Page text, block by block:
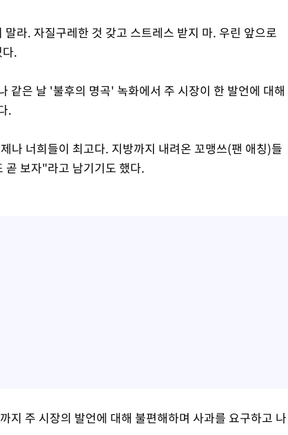
라. 자질구레한 것 갖고 스트레스 받지 마. 우린 앞으로
.
같은 날 '불후의 명곡' 녹화에서 주 시장이 한 발언에 대해
.
나 너희들이 최고다. 지방까지 내려온 꼬맹쓰(팬 애칭)들
곧 보자"라고 남기기도 했다.
지 주 시장의 발언에 대해 불편해하며 사과를 요구하고 나